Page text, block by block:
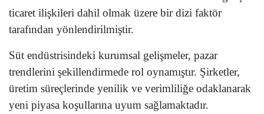
ticaret ilişkileri dahil olmak üzere bir dizi faktör
tarafından yönlendirilmiştir.
Süt endüstrisindeki kurumsal gelişmeler, pazar
trendlerini şekillendirmede rol oynamıştır. Şirketler,
üretim süreçlerinde yenilik ve verimliliğe odaklanarak
yeni piyasa koşullarına uyum sağlamaktadır.